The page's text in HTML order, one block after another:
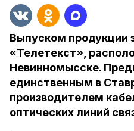
Выпуском продукции
«Телетекст»,
Невинномысске.
единственным в
производителем
оптических линий